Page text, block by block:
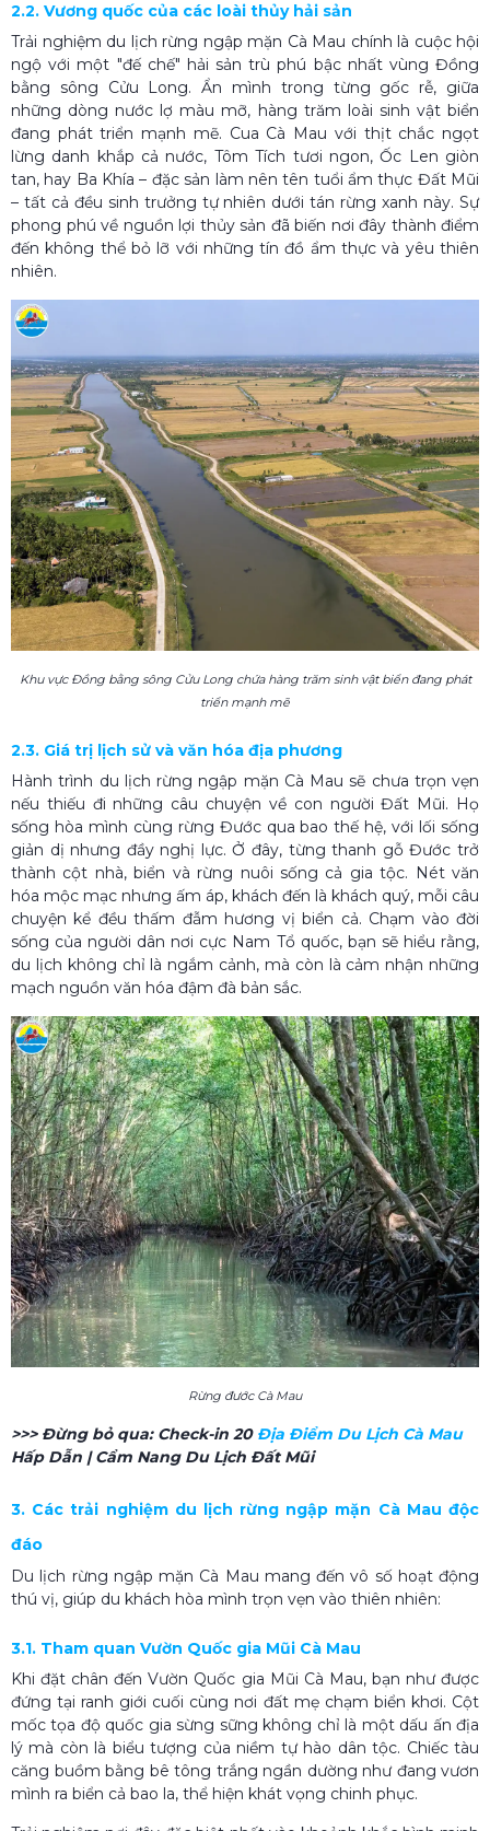
2.2. Vương quốc của các loài thủy hải sản
Trải nghiệm du lịch rừng ngập mặn Cà Mau chính là cuộc hội
ngộ với một "đế chế" hải sản trù phú bậc nhất vùng Đồng
bằng sông Cửu Long. Ẩn mình trong từng gốc rễ, giữa
những dòng nước lợ màu mỡ, hàng trăm loài sinh vật biển
đang phát triển mạnh mẽ. Cua Cà Mau với thịt chắc ngọt
lừng danh khắp cả nước, Tôm Tích tươi ngon, Ốc Len giòn
tan, hay Ba Khía – đặc sản làm nên tên tuổi ẩm thực Đất Mũi
– tất cả đều sinh trưởng tự nhiên dưới tán rừng xanh này. Sự
phong phú về nguồn lợi thủy sản đã biến nơi đây thành điểm
đến không thể bỏ lỡ với những tín đồ ẩm thực và yêu thiên
nhiên.
Khu vực Đồng bằng sông Cửu Long chứa hàng trăm sinh vật biển đang phát
triển mạnh mẽ
2.3. Giá trị lịch sử và văn hóa địa phương
Hành trình du lịch rừng ngập mặn Cà Mau sẽ chưa trọn vẹn
nếu thiếu đi những câu chuyện về con người Đất Mũi. Họ
sống hòa mình cùng rừng Đước qua bao thế hệ, với lối sống
giản dị nhưng đầy nghị lực. Ở đây, từng thanh gỗ Đước trở
thành cột nhà, biển và rừng nuôi sống cả gia tộc. Nét văn
hóa mộc mạc nhưng ấm áp, khách đến là khách quý, mỗi câu
chuyện kể đều thấm đẫm hương vị biển cả. Chạm vào đời
sống của người dân nơi cực Nam Tổ quốc, bạn sẽ hiểu rằng,
du lịch không chỉ là ngắm cảnh, mà còn là cảm nhận những
mạch nguồn văn hóa đậm đà bản sắc.
Rừng đước Cà Mau
>>> Đừng bỏ qua: Check-in 20 Địa Điểm Du Lịch Cà Mau
Hấp Dẫn | Cẩm Nang Du Lịch Đất Mũi
3. Các trải nghiệm du lịch rừng ngập mặn Cà Mau độc
đáo
Du lịch rừng ngập mặn Cà Mau mang đến vô số hoạt động
thú vị, giúp du khách hòa mình trọn vẹn vào thiên nhiên:
3.1. Tham quan Vườn Quốc gia Mũi Cà Mau
Khi đặt chân đến Vườn Quốc gia Mũi Cà Mau, bạn như được
đứng tại ranh giới cuối cùng nơi đất mẹ chạm biển khơi. Cột
mốc tọa độ quốc gia sừng sững không chỉ là một dấu ấn địa
lý mà còn là biểu tượng của niềm tự hào dân tộc. Chiếc tàu
căng buồm bằng bê tông trắng ngần dường như đang vươn
mình ra biển cả bao la, thể hiện khát vọng chinh phục.